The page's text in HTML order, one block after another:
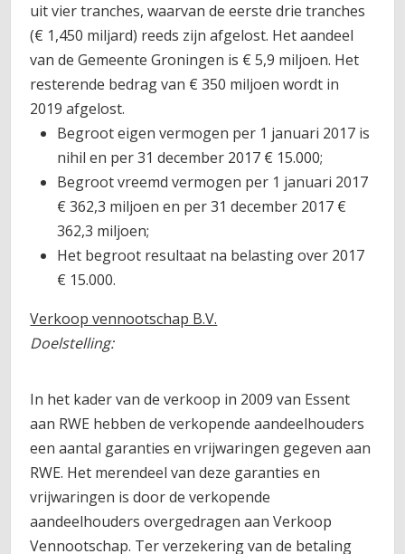
uit vier tranches, waarvan de eerste drie tranches
(€ 1,450 miljard) reeds zijn afgelost. Het aandeel
van de Gemeente Groningen is € 5,9 miljoen. Het
resterende bedrag van € 350 miljoen wordt in
2019 afgelost.
Begroot eigen vermogen per 1 januari 2017 is
nihil en per 31 december 2017 € 15.000;
Begroot vreemd vermogen per 1 januari 2017
€ 362,3 miljoen en per 31 december 2017 €
362,3 miljoen;
Het begroot resultaat na belasting over 2017
€ 15.000.
Verkoop vennootschap B.V.
Doelstelling:
In het kader van de verkoop in 2009 van Essent
aan RWE hebben de verkopende aandeelhouders
een aantal garanties en vrijwaringen gegeven aan
RWE. Het merendeel van deze garanties en
vrijwaringen is door de verkopende
aandeelhouders overgedragen aan Verkoop
Vennootschap. Ter verzekering van de betaling